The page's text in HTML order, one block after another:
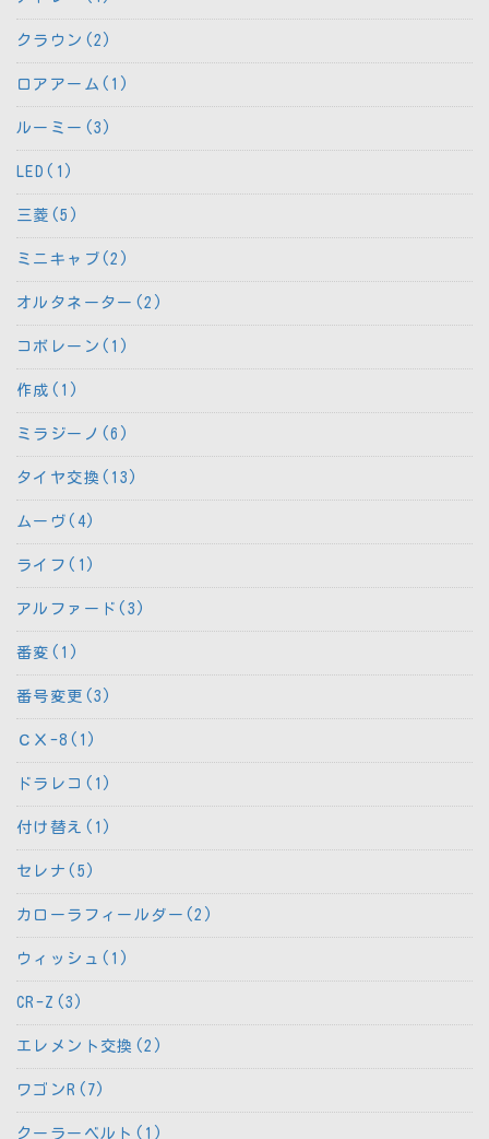
クラウン(2)
ロアアーム(1)
ルーミー(3)
LED(1)
三菱(5)
ミニキャブ(2)
オルタネーター(2)
コボレーン(1)
作成(1)
ミラジーノ(6)
タイヤ交換(13)
ムーヴ(4)
ライフ(1)
アルファード(3)
番変(1)
番号変更(3)
ＣＸ-8(1)
ドラレコ(1)
付け替え(1)
セレナ(5)
カローラフィールダー(2)
ウィッシュ(1)
CR-Z(3)
エレメント交換(2)
ワゴンR(7)
クーラーベルト(1)